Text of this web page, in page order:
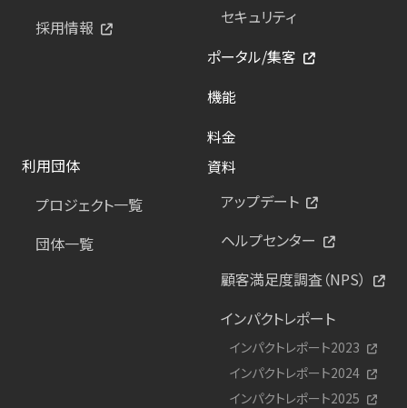
採用情報
セキュリティ
ポータル/集客
機能
料金
利用団体
プロジェクト一覧
団体一覧
資料
アップデート
ヘルプセンター
顧客満足度調査（NPS）
インパクトレポート
インパクトレポート2023
インパクトレポート2024
インパクトレポート2025